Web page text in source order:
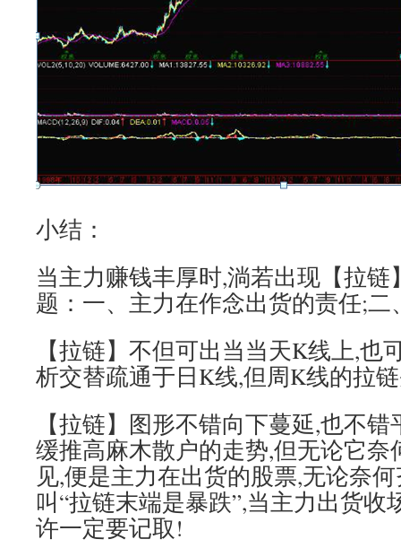
小结：
当主力赚钱丰厚时,淌若出现【拉链
题：一、主力在作念出货的责任;二
【拉链】不但可出当当天K线上,也
析交替疏通于日K线,但周K线的拉
【拉链】图形不错向下蔓延,也不
缓推高麻木散户的走势,但无论它奈
见,便是主力在出货的股票,无论奈
叫“拉链末端是暴跌”,当主力出货
许一定要记取!